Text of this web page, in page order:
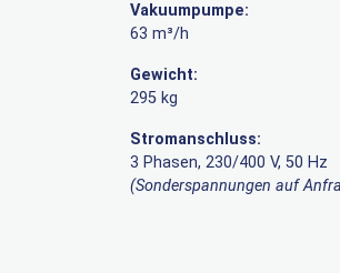
Vakuumpumpe:
63 m³/h
Gewicht:
295 kg
Stromanschluss:
3 Phasen, 230/400 V, 50 Hz
(Sonderspannungen auf